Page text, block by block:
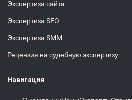
Экспертиза сайта
Экспертиза SEO
Экспертиза SMM
Рецензия на судебную экспертизу
Навигация